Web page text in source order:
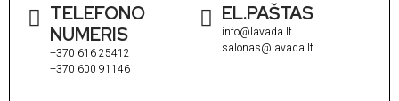
TELEFONO
NUMERIS
+370 616 25412
+370 600 91146
EL.PAŠTAS
info@lavada.lt
salonas@lavada.lt